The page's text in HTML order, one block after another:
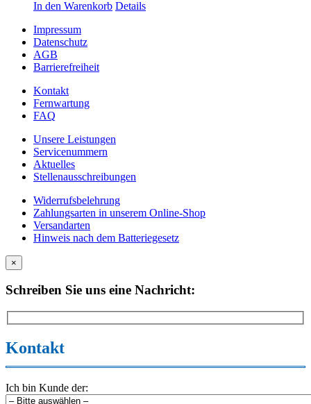
In den Warenkorb Details
Impressum
Datenschutz
AGB
Barrierefreiheit
Kontakt
Fernwartung
FAQ
Unsere Leistungen
Servicenummern
Aktuelles
Stellenausschreibungen
Widerrufsbelehrung
Zahlungsarten in unserem Online-Shop
Versandarten
Hinweis nach dem Batteriegesetz
×
Schreiben Sie uns eine Nachricht:
Kontakt
Ich bin Kunde der: